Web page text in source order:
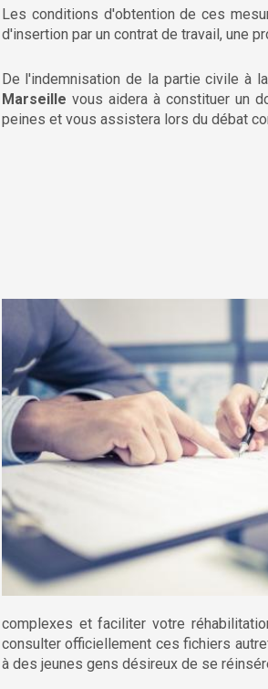
Les conditions d'obtention de ces
d'insertion par un contrat de travail, une
De l'indemnisation de la partie civile à
Marseille vous aidera à constituer un
peines et vous assistera lors du débat
complexes et faciliter votre
consulter officiellement ces fichiers
à des jeunes gens désireux de se